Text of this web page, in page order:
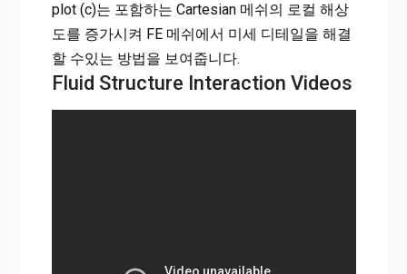
plot (c)는 포함하는 Cartesian 메쉬의 로컬 해상
도를 증가시켜 FE 메쉬에서 미세 디테일을 해결
할 수있는 방법을 보여줍니다.
Fluid Structure Interaction Videos